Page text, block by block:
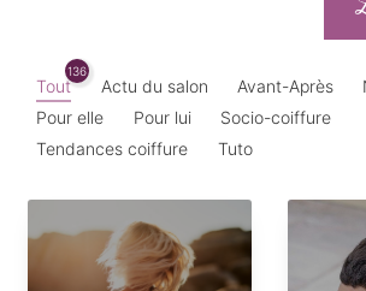
Tout
136
Actu du salon Avant-Après
Pour elle
Pour lui
Socio-coiffure
Tendances coiffure
Tuto